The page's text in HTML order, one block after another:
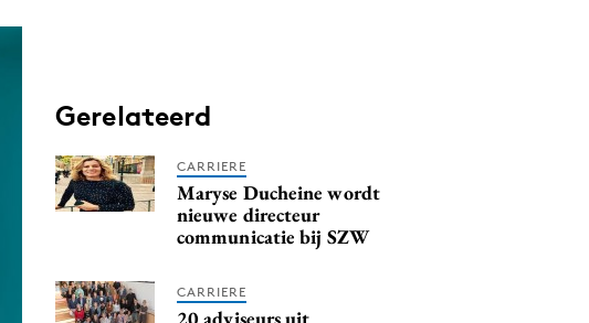
Gerelateerd
CARRIERE
Maryse Ducheine wordt
nieuwe directeur
communicatie bij SZW
CARRIERE